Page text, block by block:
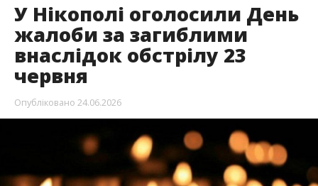
У Нікополі оголосили День
жалоби за загиблими
внаслідок обстрілу 23
червня
Опубліковано 24.06.2026